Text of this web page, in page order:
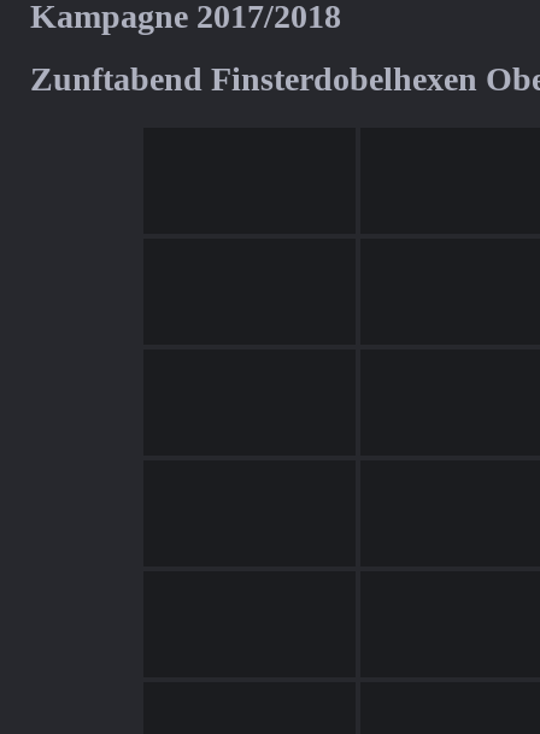
Kampagne 2017/2018
Zunftabend Finsterdobelhexen